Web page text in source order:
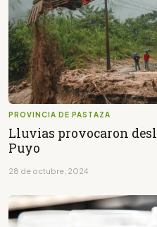
PROVINCIA DE PASTAZA
Lluvias provocaron
Puyo
28 de octubre, 2024